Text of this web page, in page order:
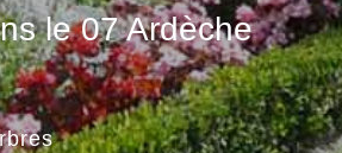
le 07 Ardèche